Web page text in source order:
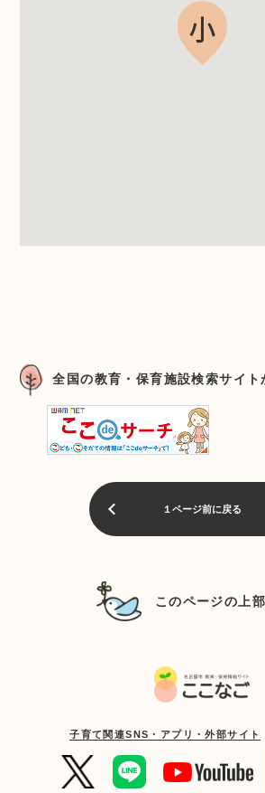
全国の教育・保育施設検索サイト
１ページ前に戻る
このページの上
子育て関連SNS・アプリ・外部サイト